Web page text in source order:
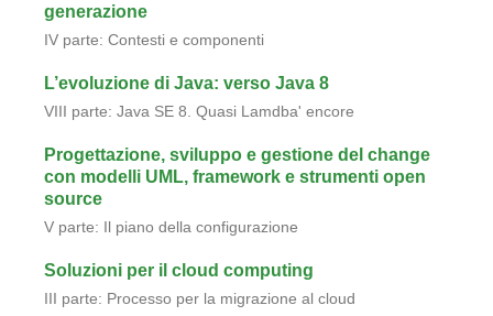
generazione
IV parte: Contesti e componenti
L’evoluzione di Java: verso Java 8
VIII parte: Java SE 8. Quasi Lamdba' encore
Progettazione, sviluppo e gestione del change
con modelli UML, framework e strumenti open
source
V parte: Il piano della configurazione
Soluzioni per il cloud computing
III parte: Processo per la migrazione al cloud